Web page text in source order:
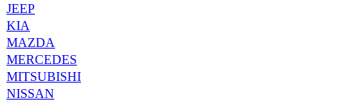
JEEP
KIA
MAZDA
MERCEDES
MITSUBISHI
NISSAN